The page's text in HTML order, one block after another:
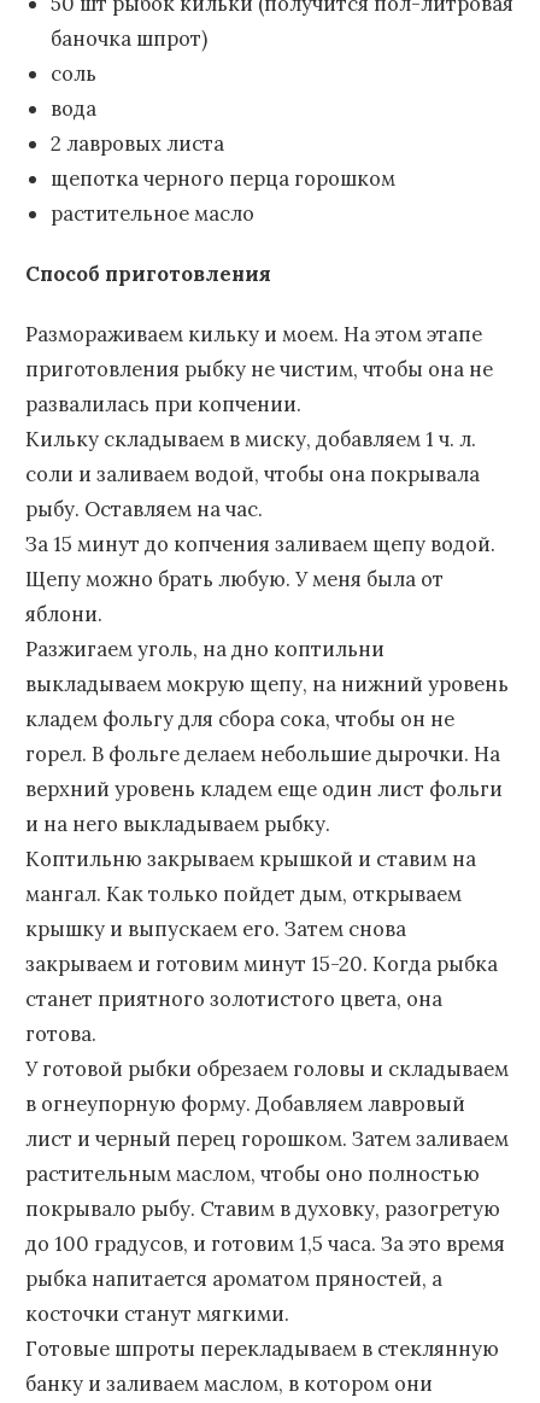
баночка шпрот)
соль
вода
2 лавровых листа
щепотка черного перца горошком
растительное масло
Способ приготовления
Размораживаем кильку и моем. На этом этапе
приготовления рыбку не чистим, чтобы она не
развалилась при копчении.
Кильку складываем в миску, добавляем 1 ч. л.
соли и заливаем водой, чтобы она покрывала
рыбу. Оставляем на час.
За 15 минут до копчения заливаем щепу водой.
Щепу можно брать любую. У меня была от
яблони.
Разжигаем уголь, на дно коптильни
выкладываем мокрую щепу, на нижний уровень
кладем фольгу для сбора сока, чтобы он не
горел. В фольге делаем небольшие дырочки. На
верхний уровень кладем еще один лист фольги
и на него выкладываем рыбку.
Коптильню закрываем крышкой и ставим на
мангал. Как только пойдет дым, открываем
крышку и выпускаем его. Затем снова
закрываем и готовим минут 15-20. Когда рыбка
станет приятного золотистого цвета, она
готова.
У готовой рыбки обрезаем головы и складываем
в огнеупорную форму. Добавляем лавровый
лист и черный перец горошком. Затем заливаем
растительным маслом, чтобы оно полностью
покрывало рыбу. Ставим в духовку, разогретую
до 100 градусов, и готовим 1,5 часа. За это время
рыбка напитается ароматом пряностей, а
косточки станут мягкими.
Готовые шпроты перекладываем в стеклянную
банку и заливаем маслом, в котором они